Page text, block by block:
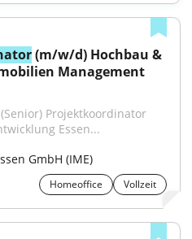
(m/w/d) Hochbau &
Management
Projektkoordinator
Essen...
GmbH (IME)
Homeoffice Vollzeit